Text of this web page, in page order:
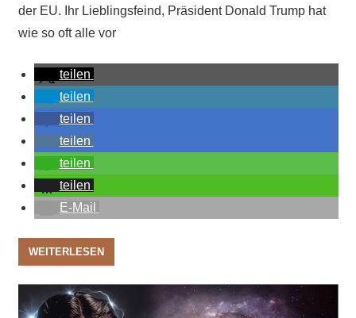
der EU. Ihr Lieblingsfeind, Präsident Donald Trump hat
wie so oft alle vor
teilen
teilen
teilen
teilen
teilen
teilen
E-Mail
WEITERLESEN